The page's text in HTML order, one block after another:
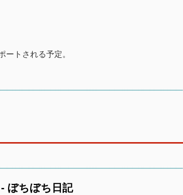
ートされる予定。
ぼちぼち日記